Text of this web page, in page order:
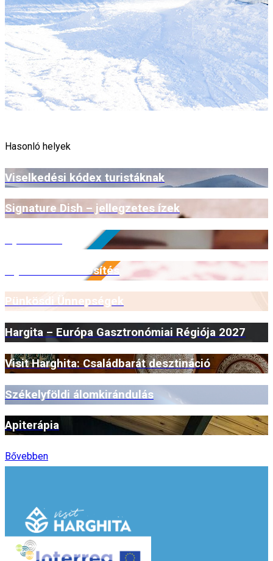
Hasonló helyek
Viselkedési kódex turistáknak
Signature Dish – jellegzetes ízek
Myrmidone minősítés
Pünkösdi Ünnepségek
Hargita – Európa Gasztronómiai Régiója 2027
Visit Harghita: Családbarát desztináció
Székelyföldi álomkirándulás
Apiterápia
Bővebben